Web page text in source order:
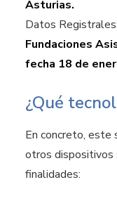
Asturias.
Datos Registrales:
Fundaciones
fecha 18 de
¿Qué
En concreto, este
otros dispositivos
finalidades: